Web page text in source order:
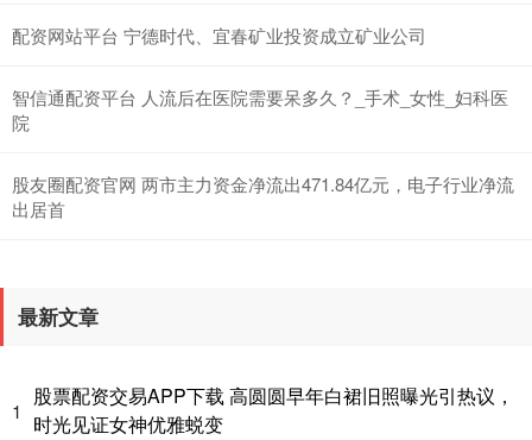
配资网站平台 宁德时代、宜春矿业投资成立矿业公司
智信通配资平台 人流后在医院需要呆多久？_手术_女性_妇科医
院
股友圈配资官网 两市主力资金净流出471.84亿元，电子行业净流
出居首
最新文章
1
股票配资交易APP下载 高圆圆早年白裙旧照曝光引热议，
时光见证女神优雅蜕变